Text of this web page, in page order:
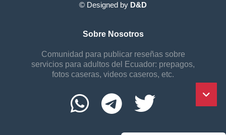
© Designed by D&D
Sobre Nosotros
Comunidad para publicar reseñas sobre
servicios para adultos del Ecuador: prepagos,
fotos caseras, videos caseros, etc.